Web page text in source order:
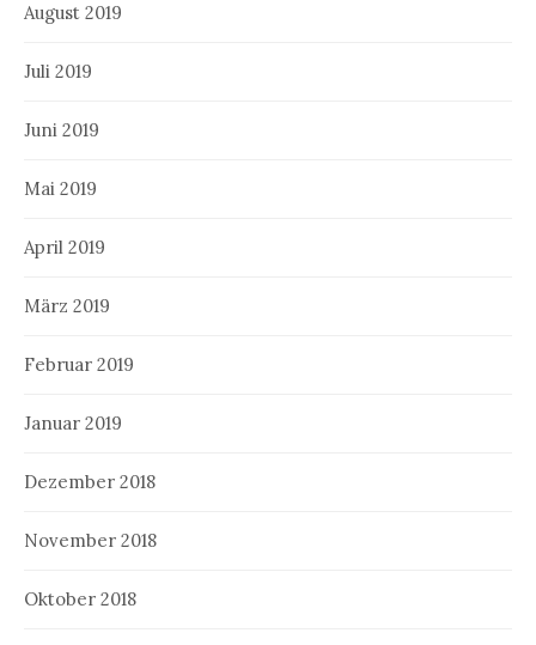
August 2019
Juli 2019
Juni 2019
Mai 2019
April 2019
März 2019
Februar 2019
Januar 2019
Dezember 2018
November 2018
Oktober 2018